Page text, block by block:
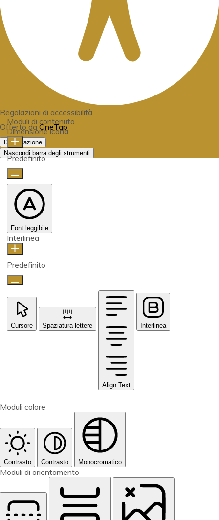
Regolazioni di accessibilità
Offerto da OneTap
Dichiarazione
Nascondi barra degli strumenti
Moduli di contenuto
Dimensione icona
Predefinito
Font leggibile
Interlinea
Predefinito
Cursore Spaziatura lettere
Align Text
Interlinea
Moduli colore
Contrasto Contrasto Monocromatico
Moduli di orientamento